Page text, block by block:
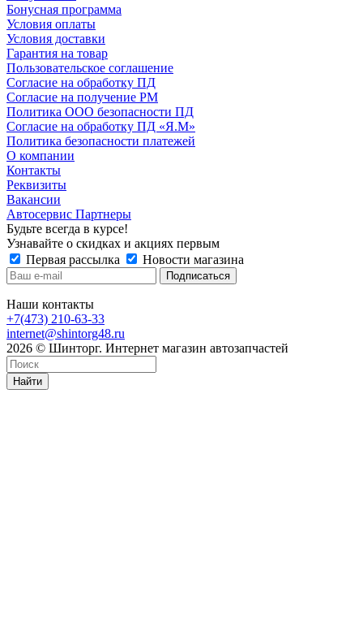
Бонусная программа
Условия оплаты
Условия доставки
Гарантия на товар
Пользовательское соглашение
Согласие на обработку ПД
Согласие на получение РМ
Политика ООО безопасности ПД
Согласие на обработку ПД «Я.М»
Политика безопасности платежей
О компании
Контакты
Реквизиты
Вакансии
Автосервис Партнеры
Будьте всегда в курсе!
Узнавайте о скидках и акциях первым
Первая рассылка
Новости магазина
Наши контакты
+7(473) 210-63-33
internet@shintorg48.ru
2026 © Шинторг. Интернет магазин автозапчастей
Найти